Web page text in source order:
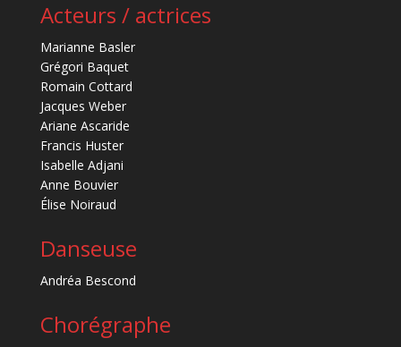
Acteurs / actrices
Marianne Basler
Grégori Baquet
Romain Cottard
Jacques Weber
Ariane Ascaride
Francis Huster
Isabelle Adjani
Anne Bouvier
Élise Noiraud
Danseuse
Andréa Bescond
Chorégraphe